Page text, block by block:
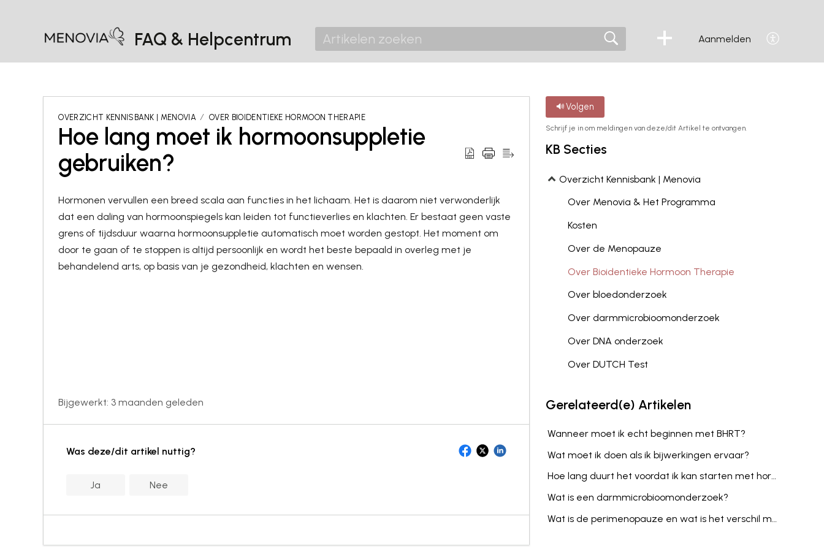
FAQ & Helpcentrum Aanmelden
OVERZICHT KENNISBANK | MENOVIA OVER BIOIDENTIEKE HORMOON THERAPIE
Hoe lang moet ik hormoonsuppletie
gebruiken?
Hormonen vervullen een breed scala aan functies in het lichaam. Het is daarom niet verwonderlijk
dat een daling van hormoonspiegels kan leiden tot functieverlies en klachten. Er bestaat geen vaste
grens of tijdsduur waarna hormoonsuppletie automatisch moet worden gestopt. Het moment om
door te gaan of te stoppen is altijd persoonlijk en wordt het beste bepaald in overleg met je
behandelend arts, op basis van je gezondheid, klachten en wensen.
Bijgewerkt: 3 maanden geleden
Was deze/dit artikel nuttig?
Ja Nee
Volgen
Schrijf je in om meldingen van deze/dit Artikel te ontvangen.
KB Secties
Overzicht Kennisbank | Menovia
Over Menovia & Het Programma
Kosten
Over de Menopauze
Over Bioidentieke Hormoon Therapie
Over bloedonderzoek
Over darmmicrobioomonderzoek
Over DNA onderzoek
Over DUTCH Test
Gerelateerd(e) Artikelen
Wanneer moet ik echt beginnen met BHRT?
Wat moet ik doen als ik bijwerkingen ervaar?
Hoe lang duurt het voordat ik kan starten met hormoonsuppletie?
Wat is een darmmicrobioomonderzoek?